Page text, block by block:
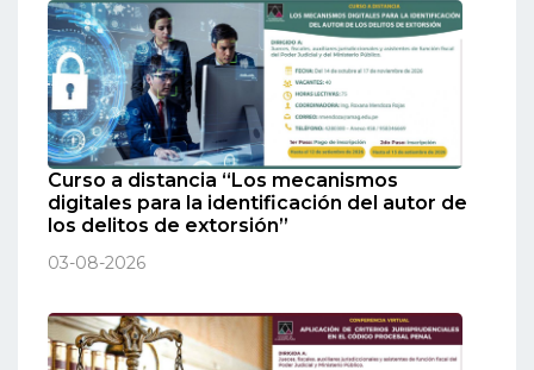
Curso a distancia “Los mecanismos
digitales para la identificación del autor de
los delitos de extorsión”
03-08-2026